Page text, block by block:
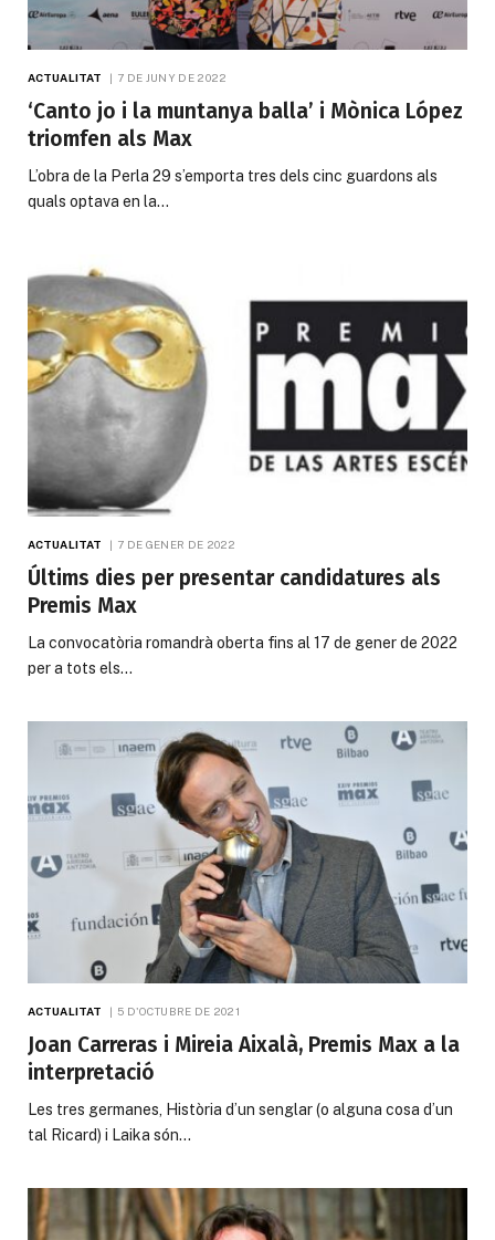
ACTUALITAT 7 DE JUNY DE 2022
‘Canto jo i la muntanya balla’ i Mònica López
triomfen als Max
L’obra de la Perla 29 s’emporta tres dels cinc guardons als
quals optava en la…
ACTUALITAT 7 DE GENER DE 2022
Últims dies per presentar candidatures als
Premis Max
La convocatòria romandrà oberta fins al 17 de gener de 2022
per a tots els…
ACTUALITAT 5 D'OCTUBRE DE 2021
Joan Carreras i Mireia Aixalà, Premis Max a la
interpretació
Les tres germanes, Història d’un senglar (o alguna cosa d’un
tal Ricard) i Laika són…